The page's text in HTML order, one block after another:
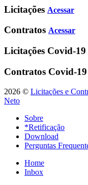
Licitações Acessar
Contratos Acessar
Licitações Covid-19
Contratos Covid-19
2026 © Licitações e
Neto
Sobre
*Retificação
Download
Perguntas
Home
Inbox